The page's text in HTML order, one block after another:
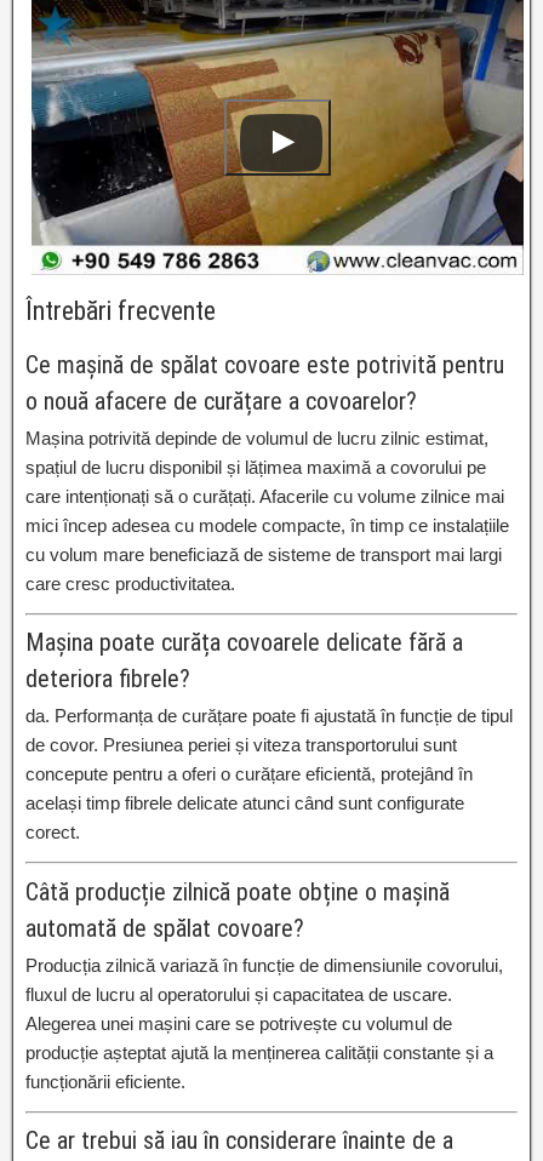
Întrebări frecvente
Ce mașină de spălat covoare este potrivită pentru
o nouă afacere de curățare a covoarelor?
Mașina potrivită depinde de volumul de lucru zilnic estimat,
spațiul de lucru disponibil și lățimea maximă a covorului pe
care intenționați să o curățați. Afacerile cu volume zilnice mai
mici încep adesea cu modele compacte, în timp ce instalațiile
cu volum mare beneficiază de sisteme de transport mai largi
care cresc productivitatea.
Mașina poate curăța covoarele delicate fără a
deteriora fibrele?
da. Performanța de curățare poate fi ajustată în funcție de tipul
de covor. Presiunea periei și viteza transportorului sunt
concepute pentru a oferi o curățare eficientă, protejând în
același timp fibrele delicate atunci când sunt configurate
corect.
Câtă producție zilnică poate obține o mașină
automată de spălat covoare?
Producția zilnică variază în funcție de dimensiunile covorului,
fluxul de lucru al operatorului și capacitatea de uscare.
Alegerea unei mașini care se potrivește cu volumul de
producție așteptat ajută la menținerea calității constante și a
funcționării eficiente.
Ce ar trebui să iau în considerare înainte de a